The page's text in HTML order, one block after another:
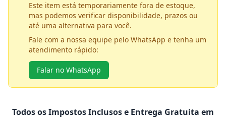
Este item está temporariamente fora de estoque,
mas podemos verificar disponibilidade, prazos ou
até uma alternativa para você.
Fale com a nossa equipe pelo WhatsApp e tenha um
atendimento rápido:
Falar no WhatsApp
Todos os Impostos Inclusos e Entrega Gratuita em